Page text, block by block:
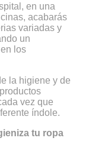
en una
acabarás
variadas y
un
los
la higiene y de
vez que
índole.
tu ropa